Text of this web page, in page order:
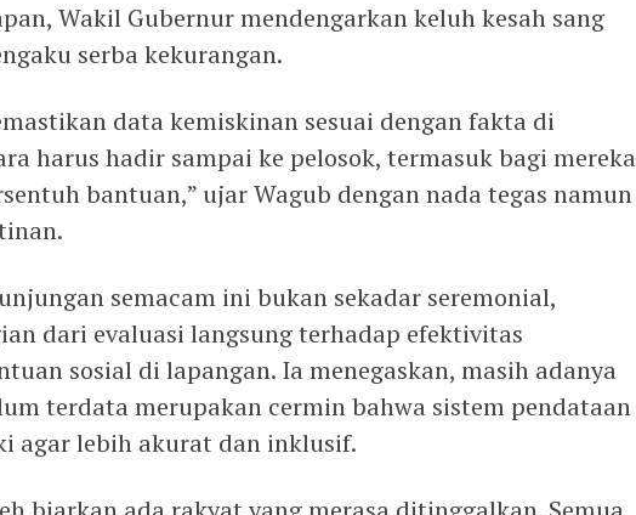
Wakil Gubernur mendengarkan keluh kesah sang
serba kekurangan.
data kemiskinan sesuai dengan fakta di
harus hadir sampai ke pelosok, termasuk bagi mereka
bantuan,” ujar Wagub dengan nada tegas namun
semacam ini bukan sekadar seremonial,
dari evaluasi langsung terhadap efektivitas
sosial di lapangan. Ia menegaskan, masih adanya
terdata merupakan cermin bahwa sistem pendataan
agar lebih akurat dan inklusif.